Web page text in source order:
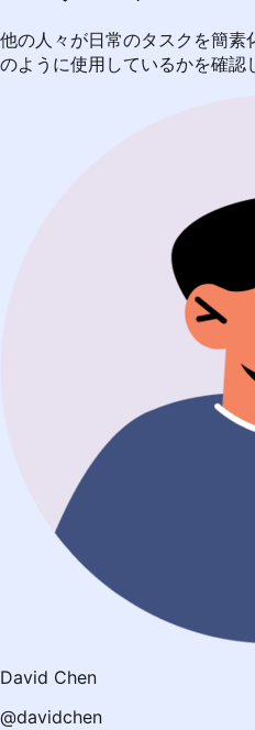
他の人々が日常のタスクを簡
のように使用しているかを確認
David Chen
@davidchen